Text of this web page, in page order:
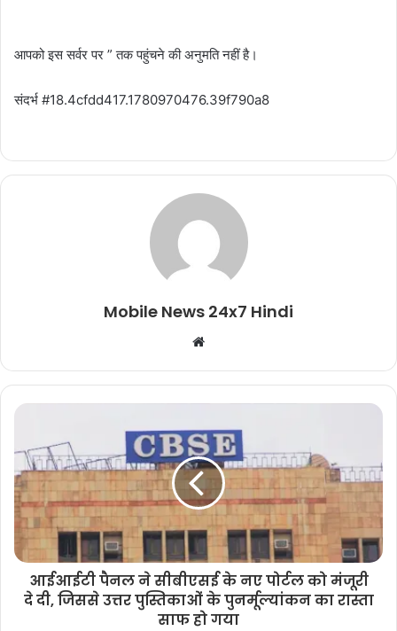
आपको इस सर्वर पर ” तक पहुंचने की अनुमति नहीं है।
संदर्भ #18.4cfdd417.1780970476.39f790a8
Mobile News 24x7 Hindi
Website
आईआईटी पैनल ने सीबीएसई के नए पोर्टल को मंजूरी
दे दी, जिससे उत्तर पुस्तिकाओं के पुनर्मूल्यांकन का रास्ता
साफ हो गया